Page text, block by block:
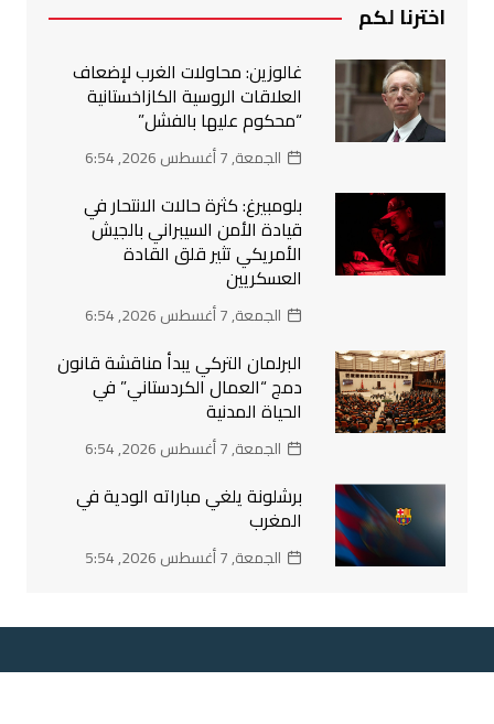
اخترنا لكم
غالوزين: محاولات الغرب لإضعاف
العلاقات الروسية الكازاخستانية
“محكوم عليها بالفشل”
الجمعة, 7 أغسطس 2026, 6:54
بلومبيرغ: كثرة حالات الانتحار في
قيادة الأمن السيبراني بالجيش
الأمريكي تثير قلق القادة
العسكريين
الجمعة, 7 أغسطس 2026, 6:54
البرلمان التركي يبدأ مناقشة قانون
دمج “العمال الكردستاني” في
الحياة المدنية
الجمعة, 7 أغسطس 2026, 6:54
برشلونة يلغي مباراته الودية في
المغرب
الجمعة, 7 أغسطس 2026, 5:54